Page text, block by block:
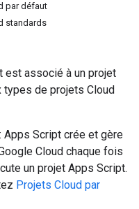
par défaut
standards
est associé à un projet
types de projets Cloud
: Apps Script crée et gère
Cloud chaque fois
un projet Apps Script.
Projets Cloud par